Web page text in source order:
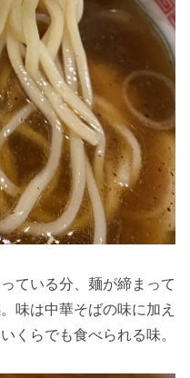
ている分、麺が締まって
味は中華そばの味に加え
くらでも食べられる味。